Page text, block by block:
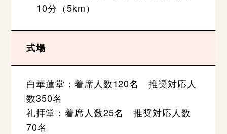
10分（5km）
式場
白華蓮堂：着席人数120名 推奨対応人
数350名
礼拝堂：着席人数25名 推奨対応人数
70名